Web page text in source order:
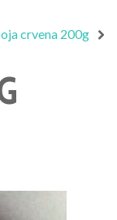
crvena 200g